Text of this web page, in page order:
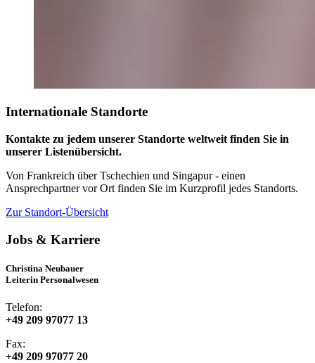
Internationale Standorte
Kontakte zu jedem unserer Standorte weltweit finden Sie in
unserer Listenübersicht.
Von Frankreich über Tschechien und Singapur - einen
Ansprechpartner vor Ort finden Sie im Kurzprofil jedes Standorts.
Zur Standort-Übersicht
Jobs & Karriere
Christina Neubauer
Leiterin Personalwesen
Telefon:
+49 209 97077 13
Fax:
+49 209 97077 20